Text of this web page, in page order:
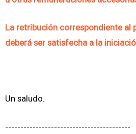
La retribución correspondiente al
deberá ser satisfecha a la
Un saludo.
-----------------------------------------